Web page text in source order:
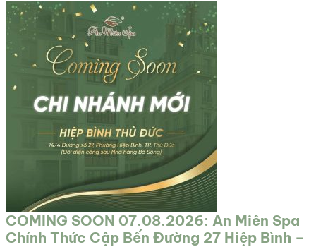
COMING SOON 07.08.2026: An Miên Spa
Chính Thức Cập Bến Đường 27 Hiệp Bình –